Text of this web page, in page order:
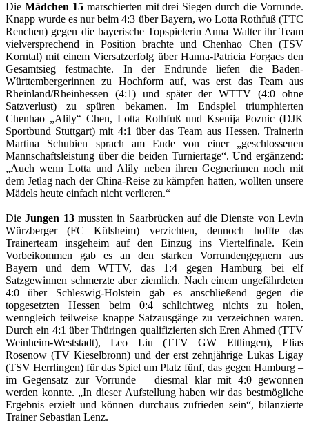
Die Mädchen 15 marschierten mit drei Siegen durch die Vorrunde.
Knapp wurde es nur beim 4:3 über Bayern, wo Lotta Rothfuß (TTC
Renchen) gegen die bayerische Topspielerin Anna Walter ihr Team
vielversprechend in Position brachte und Chenhao Chen (TSV
Korntal) mit einem Viersatzerfolg über Hanna-Patricia Forgacs den
Gesamtsieg festmachte. In der Endrunde liefen die Baden-
Württembergerinnen zu Hochform auf, was erst das Team aus
Rheinland/Rheinhessen (4:1) und später der WTTV (4:0 ohne
Satzverlust) zu spüren bekamen. Im Endspiel triumphierten
Chenhao „Alily“ Chen, Lotta Rothfuß und Ksenija Poznic (DJK
Sportbund Stuttgart) mit 4:1 über das Team aus Hessen. Trainerin
Martina Schubien sprach am Ende von einer „geschlossenen
Mannschaftsleistung über die beiden Turniertage“. Und ergänzend:
„Auch wenn Lotta und Alily neben ihren Gegnerinnen noch mit
dem Jetlag nach der China-Reise zu kämpfen hatten, wollten unsere
Mädels heute einfach nicht verlieren.“
DieJungen 13mussten in Saarbrücken auf die Dienste von Levin
Würzberger (FC Külsheim) verzichten, dennoch hoffte das
Trainerteam insgeheim auf den Einzug ins Viertelfinale. Kein
Vorbeikommen gab es an den starken Vorrundengegnern aus
Bayern und dem WTTV, das 1:4 gegen Hamburg bei elf
Satzgewinnen schmerzte aber ziemlich. Nach einem ungefährdeten
4:0 über Schleswig-Holstein gab es anschließend gegen die
topgesetzten Hessen beim 0:4 schlichtweg nichts zu holen,
wenngleich teilweise knappe Satzausgänge zu verzeichnen waren.
Durch ein 4:1 über Thüringen qualifizierten sich Eren Ahmed (TTV
Weinheim-Weststadt), Leo Liu (TTV GW Ettlingen), Elias
Rosenow (TV Kieselbronn) und der erst zehnjährige Lukas Ligay
(TSV Herrlingen) für das Spiel um Platz fünf, das gegen Hamburg –
im Gegensatz zur Vorrunde – diesmal klar mit 4:0 gewonnen
werden konnte. „In dieser Aufstellung haben wir das bestmögliche
Ergebnis erzielt und können durchaus zufrieden sein“, bilanzierte
Trainer Sebastian Lenz.